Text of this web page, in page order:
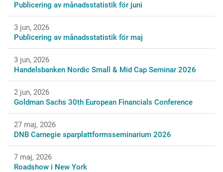
Publicering av månadsstatistik för juni
3 jun, 2026
Publicering av månadsstatistik för maj
3 jun, 2026
Handelsbanken Nordic Small & Mid Cap Seminar 2026
2 jun, 2026
Goldman Sachs 30th European Financials Conference
27 maj, 2026
DNB Carnegie sparplattformsseminarium 2026
7 maj, 2026
Roadshow i New York